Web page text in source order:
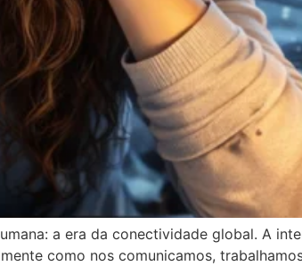
a era da conectividade global. A
como nos comunicamos,